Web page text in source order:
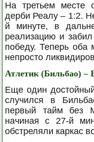
На третьем месте
дерби Реалу – 1:2.
й минуте, в
реализацию и забил
победу. Теперь оба
непросто
Атлетик (Бильбао) –
Еще один
случился в
первый тайм без
начиная с 27-й
обстреляли каркас